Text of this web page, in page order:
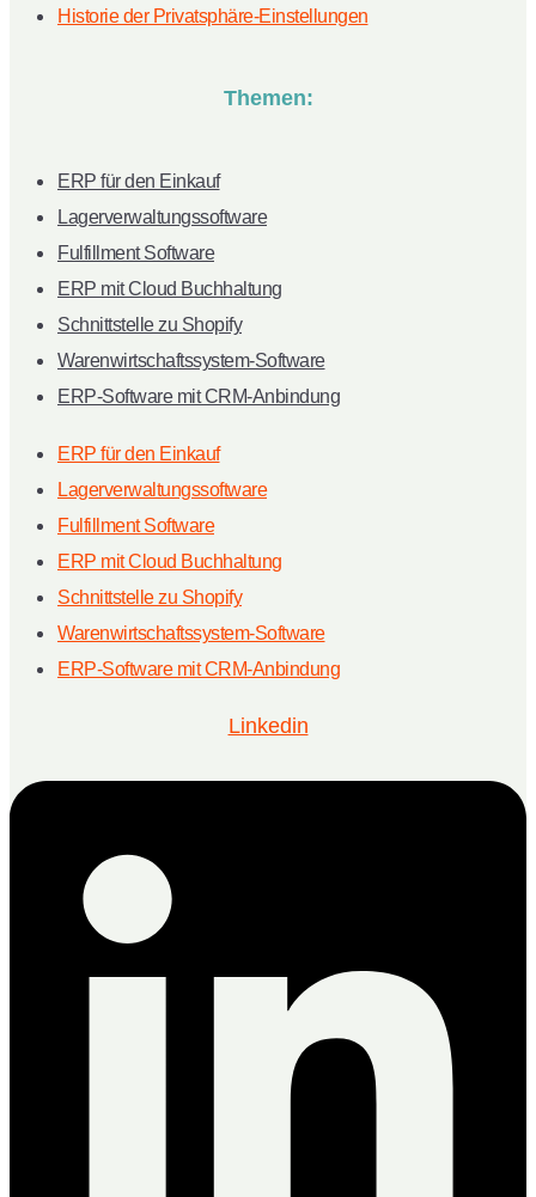
Historie der Privatsphäre-Einstellungen
Themen:
ERP für den Einkauf
Lagerverwaltungssoftware
Fulfillment Software
ERP mit Cloud Buchhaltung
Schnittstelle zu Shopify
Warenwirtschaftssystem-Software
ERP-Software mit CRM-Anbindung
ERP für den Einkauf
Lagerverwaltungssoftware
Fulfillment Software
ERP mit Cloud Buchhaltung
Schnittstelle zu Shopify
Warenwirtschaftssystem-Software
ERP-Software mit CRM-Anbindung
Linkedin